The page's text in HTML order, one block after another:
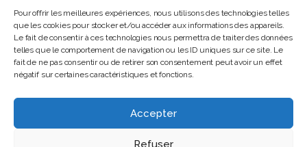
Pour offrir les meilleures expériences, nous utilisons des technologies telles
que les cookies pour stocker et/ou accéder aux informations des appareils.
Le fait de consentir à ces technologies nous permettra de traiter des données
telles que le comportement de navigation ou les ID uniques sur ce site. Le
fait de ne pas consentir ou de retirer son consentement peut avoir un effet
négatif sur certaines caractéristiques et fonctions.
Accepter
Refuser
194, rue de Rivoli 75001 Paris France
Nous suivre